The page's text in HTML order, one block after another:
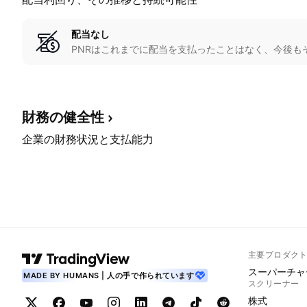
配当なし
PNRはこれまでに配当を支払ったことはなく、今後も
財務の健全性
企業の財務状況と支払能力
MADE BY HUMANS | 人の手で作られています
主要プロダクト
スーパーチ
スクリーナー
株式